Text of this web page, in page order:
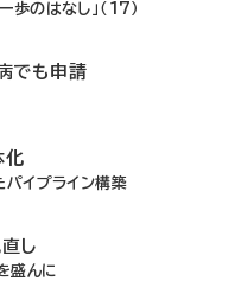
のはなし」（17）
でも申請
化
パイプライン構築
し
盛んに